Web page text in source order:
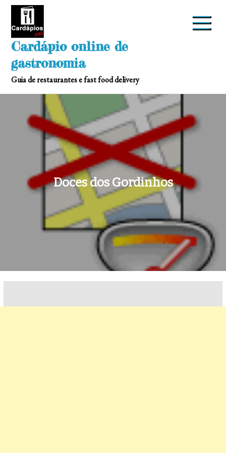
Skip
Cardápio online de
gastronomia
Guia de restaurantes e fast food delivery
Doces dos Gordinhos